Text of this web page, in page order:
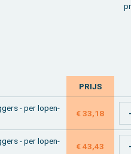
PRIJS
- per lo­pen­
€ 33,18
- per lo­pen­
€ 43,43